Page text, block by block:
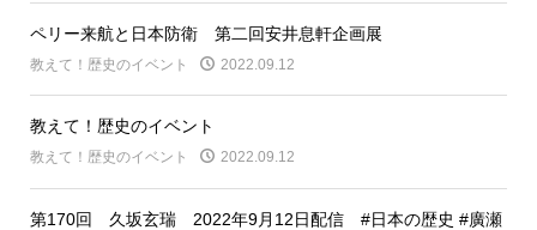
ペリー来航と日本防衛 第二回安井息軒企画展
教えて！歴史のイベント 2022.09.12
教えて！歴史のイベント
教えて！歴史のイベント 2022.09.12
第170回 久坂玄瑞 2022年9月12日配信 #日本の歴史 #廣瀬